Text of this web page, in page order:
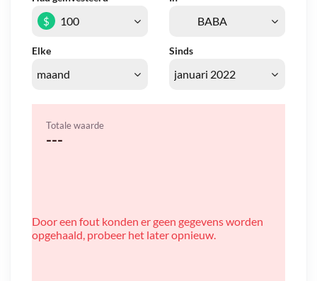
Elke Sinds
$
Totale waarde
---
Door een fout konden er geen gegevens worden
opgehaald, probeer het later opnieuw.